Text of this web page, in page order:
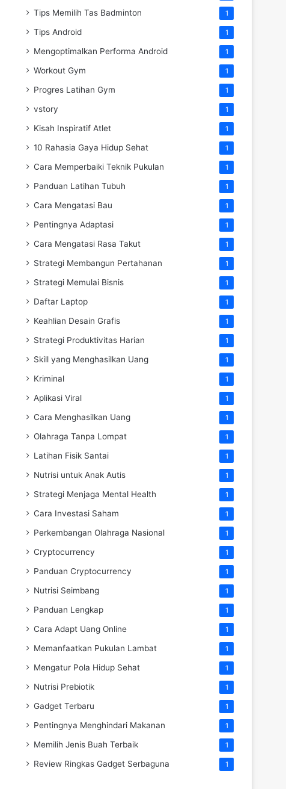
Tips Memilih Tas Badminton 1
Tips Android 1
Mengoptimalkan Performa Android 1
Workout Gym 1
Progres Latihan Gym 1
vstory 1
Kisah Inspiratif Atlet 1
10 Rahasia Gaya Hidup Sehat 1
Cara Memperbaiki Teknik Pukulan 1
Panduan Latihan Tubuh 1
Cara Mengatasi Bau 1
Pentingnya Adaptasi 1
Cara Mengatasi Rasa Takut 1
Strategi Membangun Pertahanan 1
Strategi Memulai Bisnis 1
Daftar Laptop 1
Keahlian Desain Grafis 1
Strategi Produktivitas Harian 1
Skill yang Menghasilkan Uang 1
Kriminal 1
Aplikasi Viral 1
Cara Menghasilkan Uang 1
Olahraga Tanpa Lompat 1
Latihan Fisik Santai 1
Nutrisi untuk Anak Autis 1
Strategi Menjaga Mental Health 1
Cara Investasi Saham 1
Perkembangan Olahraga Nasional 1
Cryptocurrency 1
Panduan Cryptocurrency 1
Nutrisi Seimbang 1
Panduan Lengkap 1
Cara Adapt Uang Online 1
Memanfaatkan Pukulan Lambat 1
Mengatur Pola Hidup Sehat 1
Nutrisi Prebiotik 1
Gadget Terbaru 1
Pentingnya Menghindari Makanan 1
Memilih Jenis Buah Terbaik 1
Review Ringkas Gadget Serbaguna 1